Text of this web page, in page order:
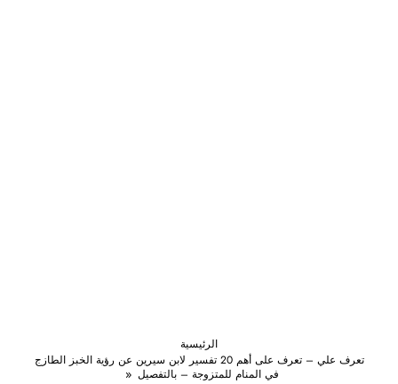
الرئيسية
تعرف علي – تعرف على أهم 20 تفسير لابن سيرين عن رؤية الخبز الطازج
في المنام للمتزوجة – بالتفصيل